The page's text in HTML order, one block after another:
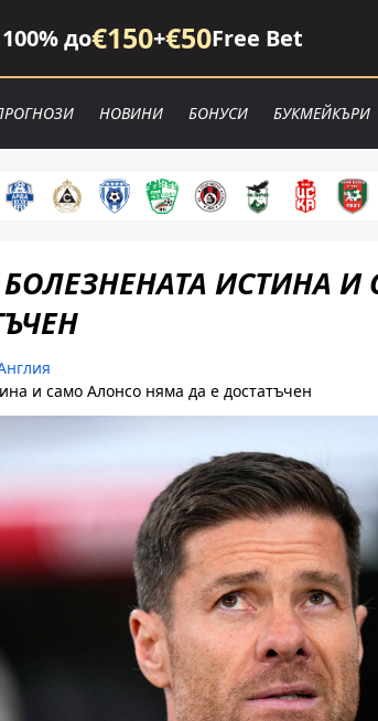
100% до€150+€50Free Bet
НОВИНИ БОНУСИ БУКМЕЙКЪРИ
ИСТИНА
и само Алонсо няма да е достатъчен